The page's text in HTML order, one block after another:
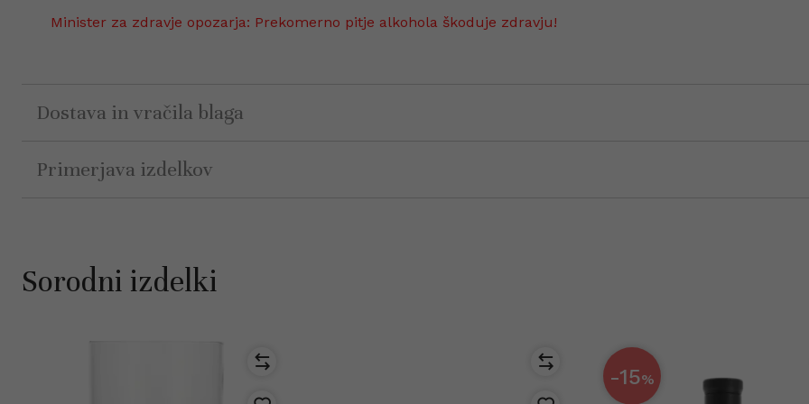
Minister za zdravje opozarja: Prekomerno pitje alkohola škoduje zdravju!
Dostava in vračila blaga
Primerjava izdelkov
Sorodni izdelki
-15%